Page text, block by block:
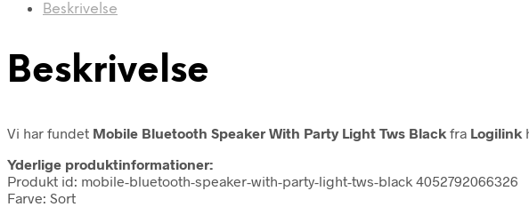
Beskrivelse
Beskrivelse
Vi har fundet Mobile Bluetooth Speaker With Party Light Tws Black fra Logilink
Yderlige produktinformationer:
Produkt id: mobile-bluetooth-speaker-with-party-light-tws-black 4052792066326
Farve: Sort